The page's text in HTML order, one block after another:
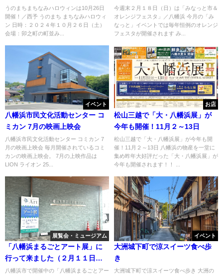
うのまちまちなみハロウィンは10月26日
開催！／西予 うのまち まちなみハロウィ
ン 日時：２０２４年１０月２６日（土）
会場：卯之町の町並み...
／八幡浜
今週末２月１８日（日）は「みなっと市＆
オレンジフェスタ」／八幡浜 今月の「み
なっと」イベントでは毎年恒例のオレンジ
フェスタが開催されます み...
イベント
八幡浜市民文化活動センター コ
ミカン 7月の映画上映会
八幡浜市民文化活動センター コミカン 7
月の映画上映会 毎月開催されているコミ
カンの映画上映会。 7月の上映作品は
LION ライオン 25...
お店
松山三越で「大・八幡浜展」が
今年も開催！11月２～13日
松山三越で「大・八幡浜展」が今年も開
催！11月２～13日 八幡浜の物産を一堂に
集め昨年大好評だった「大・八幡浜展」が
今年も開催されます！！ ...
展覧会・ミュージアム
「八幡浜まるごとアート展」に
行って来ました（２月１１日ま
で）
八幡浜市で開催中の「八幡浜まるごとアー
イベント
大洲城下町で涼スイーツ食べ歩
き
大洲城下町で涼スイーツ食べ歩き 大洲の